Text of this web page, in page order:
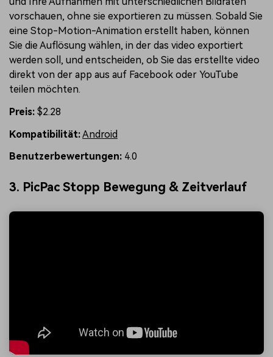
vorschauen, ohne sie exportieren zu müssen. Sobald Sie
eine Stop-Motion-Animation erstellt haben, können
Sie die Auflösung wählen, in der das video exportiert
werden soll, und entscheiden, ob Sie das erstellte video
direkt von der app aus auf Facebook oder YouTube
teilen möchten.
Preis: $2.28
Kompatibilität:Android
Benutzerbewertungen: 4.0
3. PicPac Stopp Bewegung & Zeitverlauf